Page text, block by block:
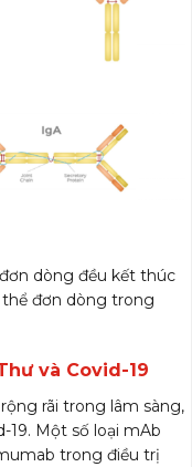
dòng đều kết thúc
đơn dòng trong
và Covid-19
rãi trong lâm sàng,
19. Một số loại mAb
trong điều trị